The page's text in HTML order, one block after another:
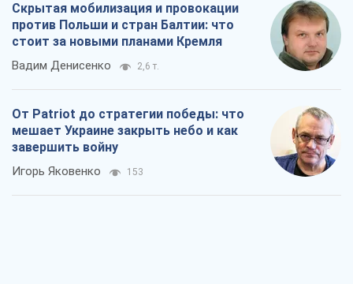
Скрытая мобилизация и провокации
против Польши и стран Балтии: что
стоит за новыми планами Кремля
Вадим Денисенко 2,6 т.
От Patriot до стратегии победы: что
мешает Украине закрыть небо и как
завершить войну
Игорь Яковенко 153